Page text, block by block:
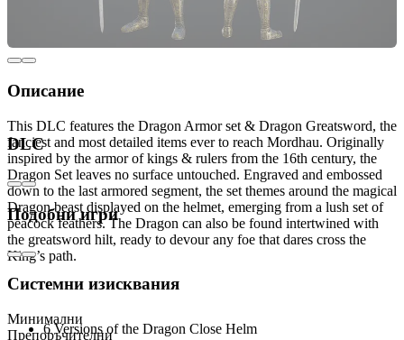
Описание
This DLC features the Dragon Armor set & Dragon Greatsword, the
fanciest and most detailed items ever to reach Mordhau. Originally
inspired by the armor of kings & rulers from the 16th century, the
Dragon Set leaves no surface untouched. Engraved and embossed
down to the last armored segment, the set themes around the magical
Dragon beast displayed on the helmet, emerging from a lush set of
peacock feathers. The Dragon can also be found intertwined with
the greatsword hilt, ready to devour any foe that dares cross the
King’s path.
Includes:
6 Versions of the Dragon Close Helm
DLC
Подобни игри
Системни изисквания
Минимални
Препоръчителни